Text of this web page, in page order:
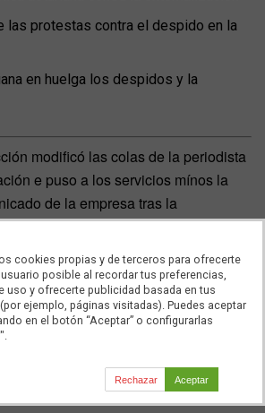
las protestas contra el despido en la
en huelga los despidos y la
modificó las colas de la periodista
e puso a los servicios mínos la
de la empresa tras la
En dicho comunicado se contó que
sólo 11 trabajadores, y se
despedido había vulnerado el
con su firma, y que con su
en riesgo en varias ocasiones la
que desde CSI y desde el comité
ya que dicho trabajador tenía un
cookies propias y de terceros para ofrecerte
posible al recordar tus preferencias,
uso y ofrecerte publicidad basada en tus
ejemplo, páginas visitadas). Puedes aceptar
en el botón “Aceptar” o configurarlas
Rechazar Aceptar